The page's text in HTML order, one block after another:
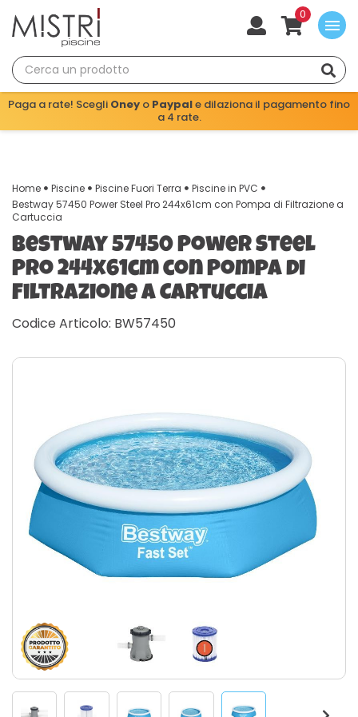
0
menu
Paga a rate! Scegli Oney o Paypale dilaziona il pagamento fino
a 4 rate.
Home Piscine Piscine Fuori Terra
Piscine in PVC
Bestway 57450 Power Steel Pro 244x61cm con Pompa di Filtrazione a
Cartuccia
Bestway 57450 Power Steel
Pro 244x61cm con Pompa di
Filtrazione a Cartuccia
Codice Articolo: BW57450